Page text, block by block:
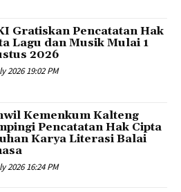
Gratiskan Pencatatan Hak
Lagu dan Musik Mulai 1
2026
2026 19:02 PM
Kemenkum Kalteng
Pencatatan Hak Cipta
Karya Literasi Balai
2026 16:24 PM